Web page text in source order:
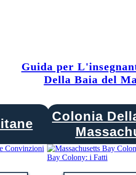
Guida per
Della Baia del
Colonia